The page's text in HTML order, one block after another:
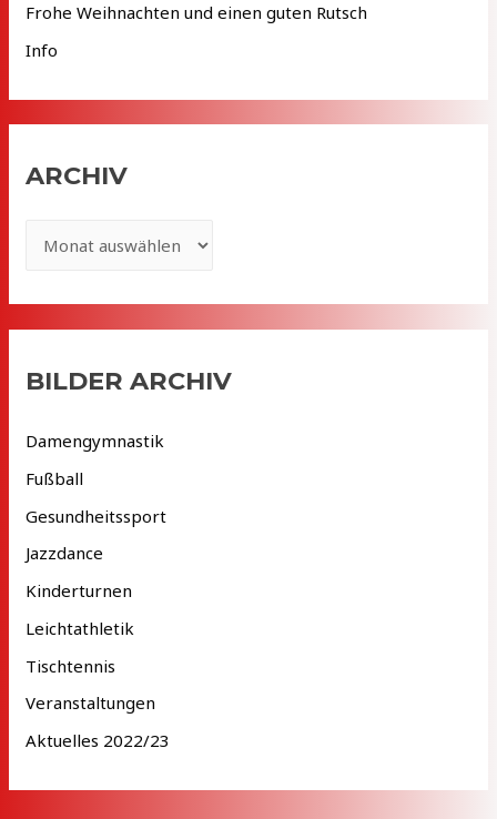
:Frohe Weihnachten und einen guten Rutsch
Info
ARCHIV
c
h
iBILDER ARCHIV
Damengymnastik
Fußball
Gesundheitssport
Jazzdance
Kinderturnen
Leichtathletik
Tischtennis
Veranstaltungen
Aktuelles 2022/23